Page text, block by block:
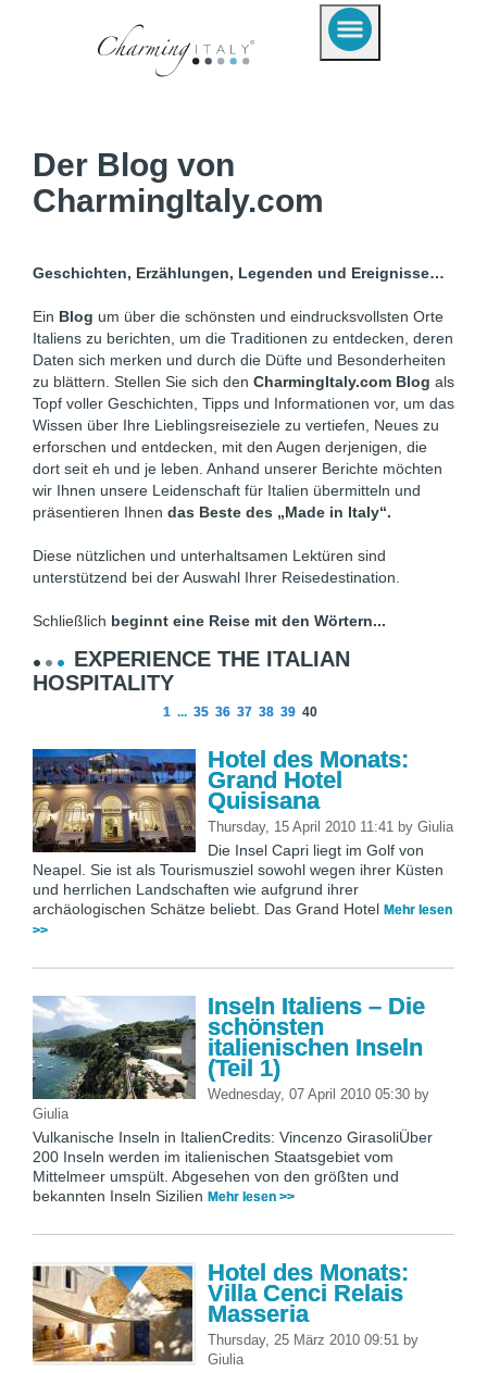
Der Blog von
CharmingItaly.com
Geschichten, Erzählungen, Legenden und Ereignisse…
Ein Blog um über die schönsten und eindrucksvollsten Orte
Italiens zu berichten, um die Traditionen zu entdecken, deren
Daten sich merken und durch die Düfte und Besonderheiten
zu blättern. Stellen Sie sich den CharmingItaly.com Blog als
Topf voller Geschichten, Tipps und Informationen vor, um das
Wissen über Ihre Lieblingsreiseziele zu vertiefen, Neues zu
erforschen und entdecken, mit den Augen derjenigen, die
dort seit eh und je leben. Anhand unserer Berichte möchten
wir Ihnen unsere Leidenschaft für Italien übermitteln und
präsentieren Ihnen das Beste des „Made in Italy“.
Diese nützlichen und unterhaltsamen Lektüren sind
unterstützend bei der Auswahl Ihrer Reisedestination.
Schließlich beginnt eine Reise mit den Wörtern...
EXPERIENCE THE ITALIAN
HOSPITALITY
1 ... 35 36 37 38 39 40
Hotel des Monats:
Grand Hotel
Quisisana
Thursday, 15 April 2010 11:41 by Giulia
Die Insel Capri liegt im Golf von
Neapel. Sie ist als Tourismusziel sowohl wegen ihrer Küsten
und herrlichen Landschaften wie aufgrund ihrer
archäologischen Schätze beliebt. Das Grand Hotel Mehr lesen
>>
Inseln Italiens – Die
schönsten
italienischen Inseln
(Teil 1)
Wednesday, 07 April 2010 05:30 by
Giulia
Vulkanische Inseln in ItalienCredits: Vincenzo GirasoliÜber
200 Inseln werden im italienischen Staatsgebiet vom
Mittelmeer umspült. Abgesehen von den größten und
bekannten Inseln Sizilien Mehr lesen >>
Hotel des Monats:
Villa Cenci Relais
Masseria
Thursday, 25 März 2010 09:51 by
Giulia